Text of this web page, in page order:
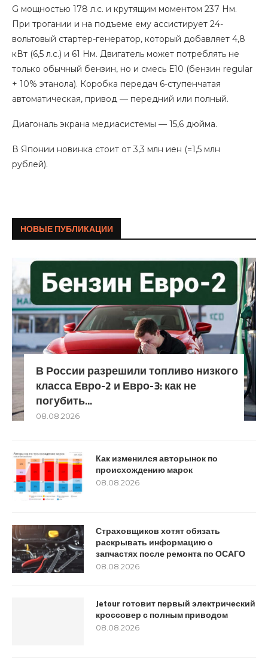
G мощностью 178 л.с. и крутящим моментом 237 Нм.
При трогании и на подъеме ему ассистирует 24-
вольтовый стартер-генератор, который добавляет 4,8
кВт (6,5 л.с.) и 61 Нм. Двигатель может потреблять не
только обычный бензин, но и смесь Е10 (бензин regular
+ 10% этанола). Коробка передач 6-ступенчатая
автоматическая, привод — передний или полный.
Диагональ экрана медиасистемы — 15,6 дюйма.
В Японии новинка стоит от 3,3 млн иен (=1,5 млн
рублей).
НОВЫЕ ПУБЛИКАЦИИ
В России разрешили топливо низкого
класса Евро-2 и Евро-3: как не
погубить...
08.08.2026
Как изменился авторынок по
происхождению марок
08.08.2026
Страховщиков хотят обязать
раскрывать информацию о
запчастях после ремонта по ОСАГО
08.08.2026
Jetour готовит первый электрический
кроссовер с полным приводом
08.08.2026